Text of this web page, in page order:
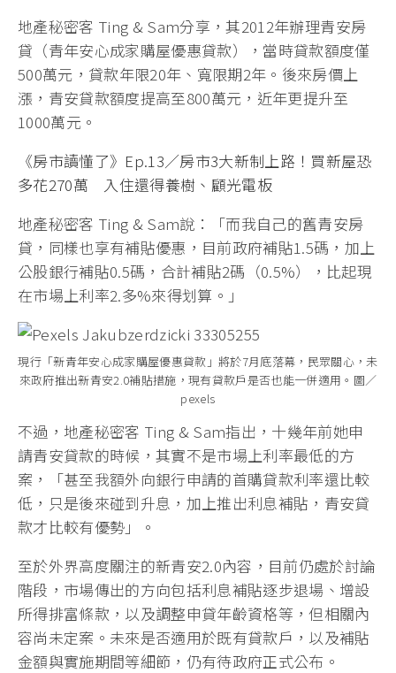
地產秘密客 Ting & Sam分享，其2012年辦理青安房
貸（青年安心成家購屋優惠貸款），當時貸款額度僅
500萬元，貸款年限20年、寬限期2年。後來房價上
漲，青安貸款額度提高至800萬元，近年更提升至
1000萬元。
《房市讀懂了》Ep.13／房市3大新制上路！買新屋恐
多花270萬 入住還得養樹、顧光電板
地產秘密客 Ting & Sam說：「而我自己的舊青安房
貸，同樣也享有補貼優惠，目前政府補貼1.5碼，加上
公股銀行補貼0.5碼，合計補貼2碼（0.5%），比起現
在市場上利率2.多%來得划算。」
現行「新青年安心成家購屋優惠貸款」將於7月底落幕，民眾關心，未
來政府推出新青安2.0補貼措施，現有貸款戶是否也能一併適用。圖／
pexels
不過，地產秘密客 Ting & Sam指出，十幾年前她申
請青安貸款的時候，其實不是市場上利率最低的方
案，「甚至我額外向銀行申請的首購貸款利率還比較
低，只是後來碰到升息，加上推出利息補貼，青安貸
款才比較有優勢」。
至於外界高度關注的新青安2.0內容，目前仍處於討論
階段，市場傳出的方向包括利息補貼逐步退場、增設
所得排富條款，以及調整申貸年齡資格等，但相關內
容尚未定案。未來是否適用於既有貸款戶，以及補貼
金額與實施期間等細節，仍有待政府正式公布。